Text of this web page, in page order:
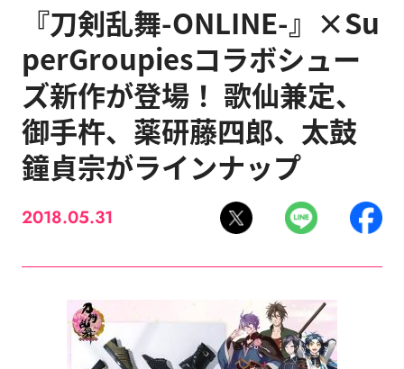
『刀剣乱舞-ONLINE-』×Su
perGroupiesコラボシュー
ズ新作が登場！ 歌仙兼定、
御手杵、薬研藤四郎、太鼓
鐘貞宗がラインナップ
2018.05.31